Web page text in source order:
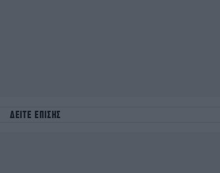
ΔΕΙΤΕ ΕΠΙΣΗΣ